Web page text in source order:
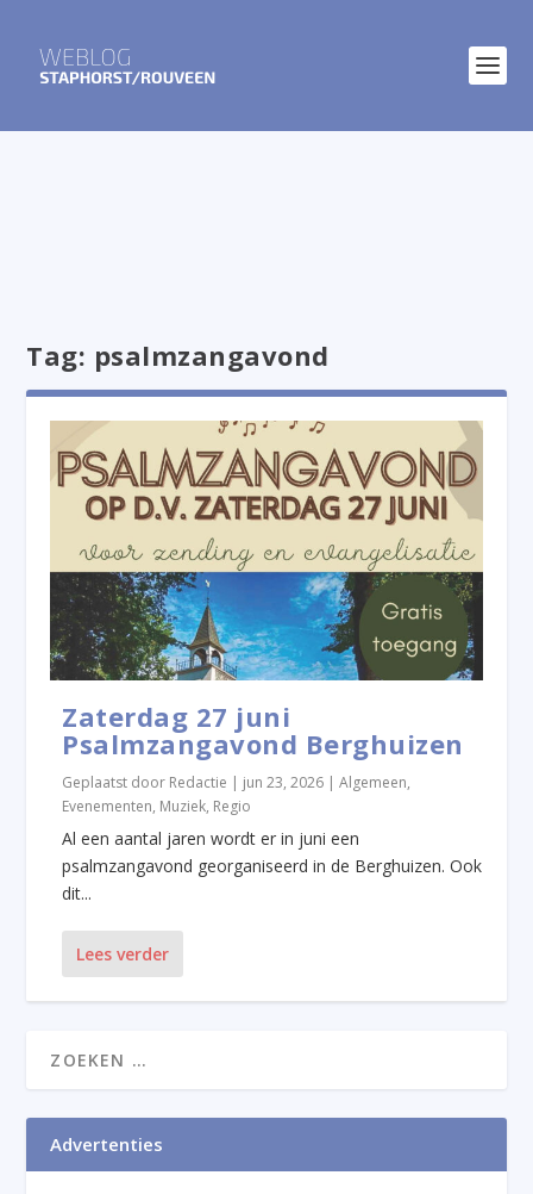
Tag: psalmzangavond
Zaterdag 27 juni
Psalmzangavond Berghuizen
Geplaatst door Redactie | jun 23, 2026 |Algemeen,
Evenementen, Muziek, Regio
Al een aantal jaren wordt er in juni een
psalmzangavond georganiseerd in de Berghuizen. Ook
dit...
Lees verder
Advertenties